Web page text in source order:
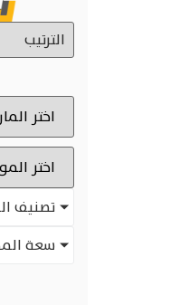
تصنيف
سعة